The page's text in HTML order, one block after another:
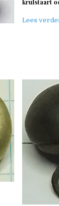
krulstaart
Lees